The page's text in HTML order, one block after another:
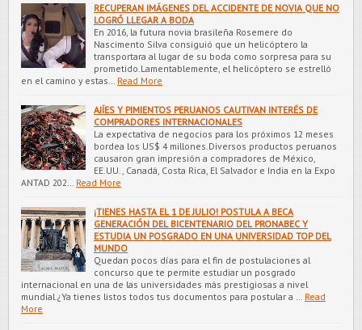
RECUPERAN IMÁGENES DEL ACCIDENTE DE NOVIA QUE NO
LOGRÓ LLEGAR A BODA
En 2016, la futura novia brasileña Rosemere do
Nascimento Silva consiguió que un helicóptero la
transportara al lugar de su boda como sorpresa para su
prometido.Lamentablemente, el helicóptero se estrelló
en el camino y estas…
Read More
AJÍES Y PIMIENTOS PERUANOS CAUTIVAN INTERÉS DE
COMPRADORES INTERNACIONALES
La expectativa de negocios para los próximos 12 meses
bordea los US$ 4 millones.Diversos productos peruanos
causaron gran impresión a compradores de México,
EE.UU., Canadá, Costa Rica, El Salvador e India en la Expo
ANTAD 202…
Read More
¡TIENES HASTA EL 1 DE JULIO! POSTULA A BECA
GENERACIÓN DEL BICENTENARIO DEL PRONABEC Y
ESTUDIA UN POSGRADO EN UNA UNIVERSIDAD TOP DEL
MUNDO
Quedan pocos días para el fin de postulaciones al
concurso que te permite estudiar un posgrado
internacional en una de las universidades más prestigiosas a nivel
mundial.¿Ya tienes listos todos tus documentos para postular a …
Read
More